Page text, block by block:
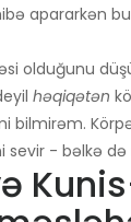
apararkən
olduğunu
həqiqətən
bilmirəm.
sevir - bəlkə